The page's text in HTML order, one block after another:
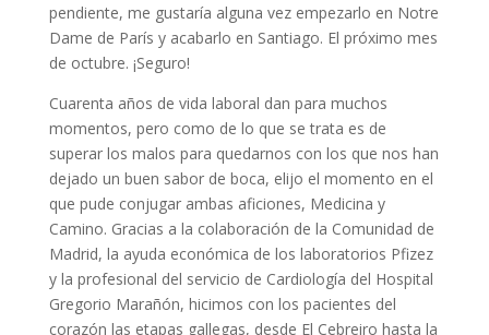
pendiente, me gustaría alguna vez empezarlo en Notre
Dame de París y acabarlo en Santiago. El próximo mes
de octubre. ¡Seguro!
Cuarenta años de vida laboral dan para muchos
momentos, pero como de lo que se trata es de
superar los malos para quedarnos con los que nos han
dejado un buen sabor de boca, elijo el momento en el
que pude conjugar ambas aficiones, Medicina y
Camino. Gracias a la colaboración de la Comunidad de
Madrid, la ayuda económica de los laboratorios Pfizez
y la profesional del servicio de Cardiología del Hospital
Gregorio Marañón, hicimos con los pacientes del
corazón las etapas gallegas, desde El Cebreiro hasta la